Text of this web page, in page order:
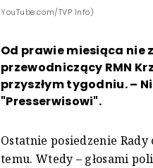
YouTube.com/TVP Info)
Od prawie miesiąca nie
przewodniczący RMN
przyszłym tygodniu. –
"Presserwisowi".
Ostatnie posiedzenie
temu. Wtedy – głosami